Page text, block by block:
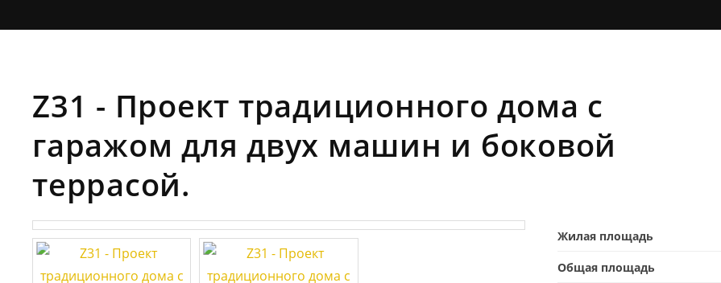
Z31 - Проект традиционного дома с
гаражом для двух машин и боковой
террасой.
Жилая площадь
Общая площадь